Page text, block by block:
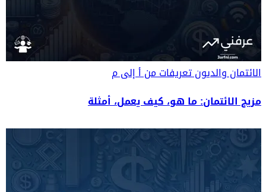
الائتمان والديونتعريفات من أ إلى م
مزيج الائتمان: ما هو، كيف يعمل، أمثلة